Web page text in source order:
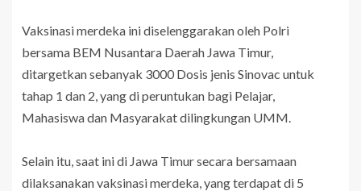
Vaksinasi merdeka ini diselenggarakan oleh Polri
bersama BEM Nusantara Daerah Jawa Timur,
ditargetkan sebanyak 3000 Dosis jenis Sinovac untuk
tahap 1 dan 2, yang di peruntukan bagi Pelajar,
Mahasiswa dan Masyarakat dilingkungan UMM.
Selain itu, saat ini di Jawa Timur secara bersamaan
dilaksanakan vaksinasi merdeka, yang terdapat di 5